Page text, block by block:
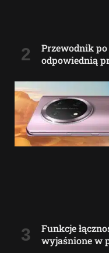
Przewodnik
odpowiednią
Funkcje
wyjaśnione w